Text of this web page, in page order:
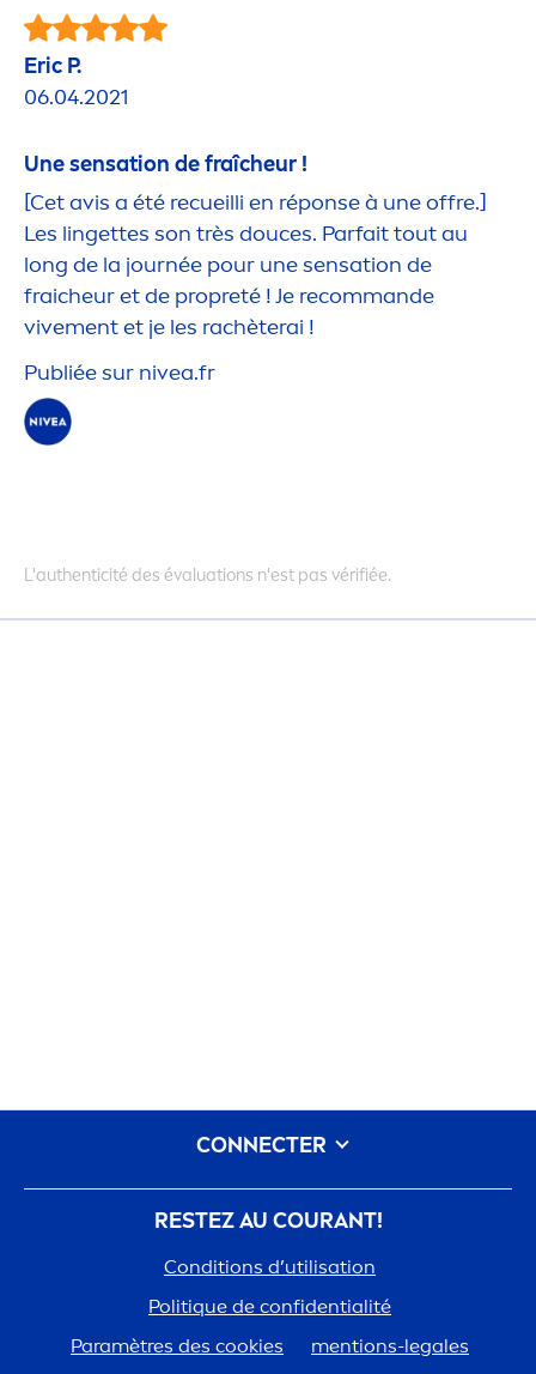
Eric P.
06.04.2021
Unesensation de fraîcheur !
[Cet avis a été recueilli en réponse à une offre.]
Les lingettes son très douces. Parfait tout au
long de la journée pour unesensation de
fraicheur et de propreté ! Je recommande
vivement et je les rachèterai !
Publiée sur nivea.fr
L'authenticité des évaluations n'est pas vérifiée.
RESTEZ AU COURANT!
Conditions d’utilisation
Politique de confidentialité
Paramètres des cookies
mentions-legales
CONNECTER